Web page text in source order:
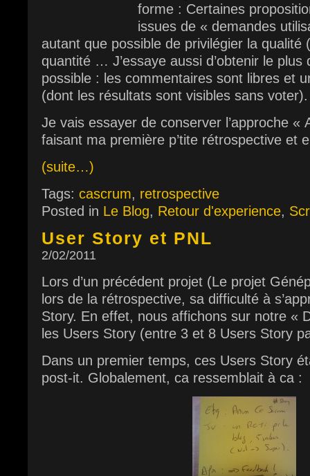
forme : Certaines
issues de « demandes
autant que possible de privilégier la qualité
quantité … J’essaye aussi d’obtenir le plus
possible : les commentaires sont libres et
(dont les résultats sont visibles sans voter).
Je vais essayer de conserver l’approche «
faisant ma première p’tite rétrospective et
(suite…)
Tags: cascrum, retrospective
Posted in Le Blog, Retour d'experience,
User Story et PNL
2/02/2011
Lors d’un précédent projet (Le projet
lors de la rétrospective, sa difficulté à
Story. En effet, nous affichons sur notre «
les Users Story (entre 3 et 8 Users Story
Dans un premier temps, ces Users Story
post-it. Globalement, ca ressemblait à ca :